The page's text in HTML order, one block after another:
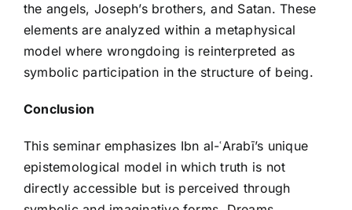
the angels, Joseph’s brothers, and Satan. These
elements are analyzed within a metaphysical
model where wrongdoing is reinterpreted as
symbolic participation in the structure of being.
Conclusion
This seminar emphasizes Ibn al-ʿArabī’s unique
epistemological model in which truth is not
directly accessible but is perceived through